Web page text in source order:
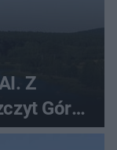
Z
Gór